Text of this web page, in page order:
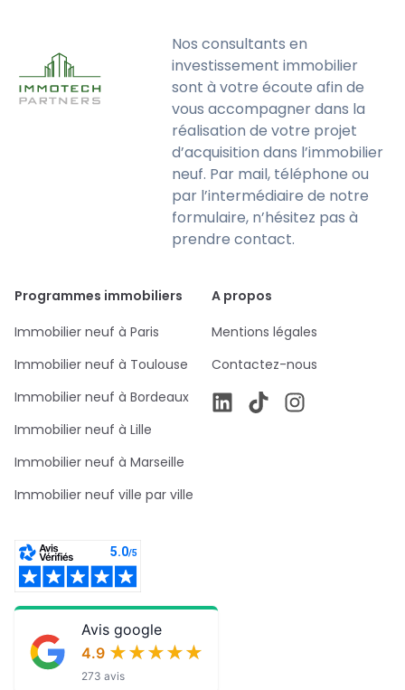
Nos consultants en
investissement immobilier
sont à votre écoute afin de
vous accompagner dans la
réalisation de votre projet
d’acquisition dans l’immobilier
neuf. Par mail, téléphone ou
par l’intermédiaire de notre
formulaire, n’hésitez pas à
prendre contact.
Programmes immobiliers
Immobilier neuf à Paris
Immobilier neuf à Toulouse
Immobilier neuf à Bordeaux
Immobilier neuf à Lille
Immobilier neuf à Marseille
Immobilier neuf ville par ville
A propos
Mentions légales
Contactez-nous
Avis google
4.9 ★★★★★
★★★★★
273 avis